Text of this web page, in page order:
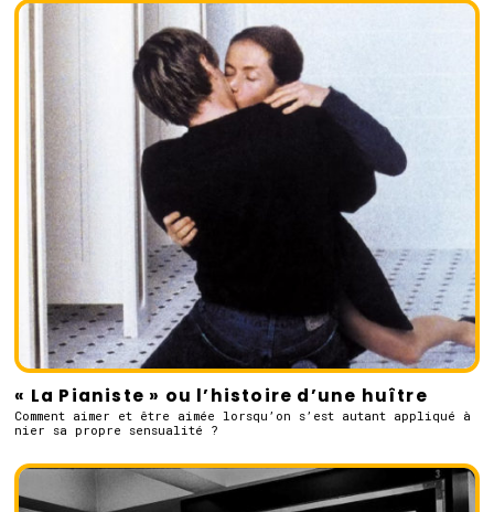
« La Pianiste » ou l’histoire d’une huître
Comment aimer et être aimée lorsqu’on s’est autant appliqué à
nier sa propre sensualité ?